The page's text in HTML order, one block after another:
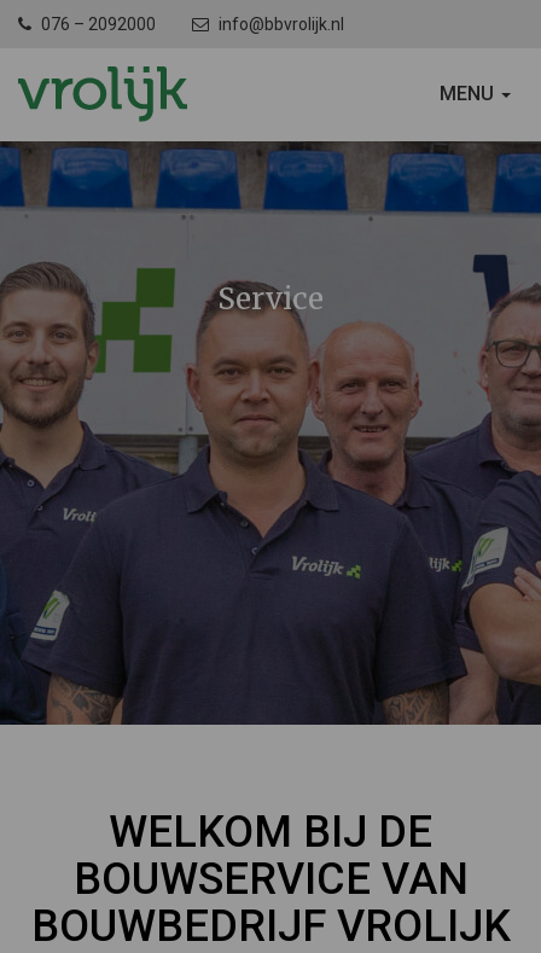
076 – 2092000 info@bbvrolijk.nl
SCHAKEL
MENU
Service
WELKOM BIJ DE
BOUWSERVICE VAN
BOUWBEDRIJF VROLIJK